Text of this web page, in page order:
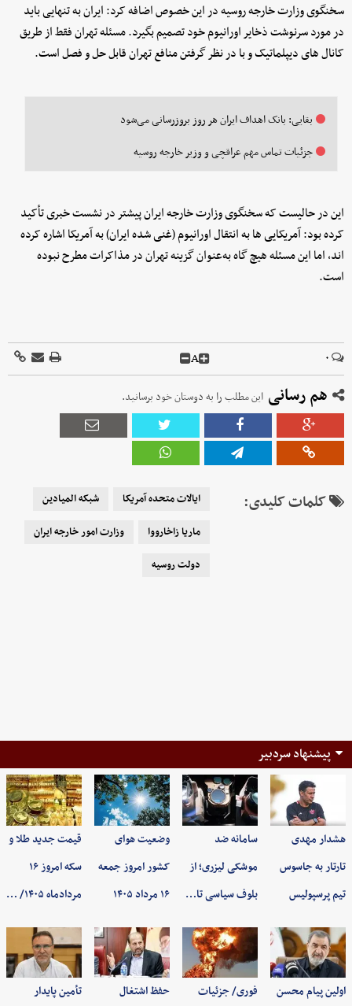
سخنگوی وزارت خارجه روسیه در این خصوص اضافه کرد: ایران به تنهایی باید
در مورد سرنوشت ذخایر اورانیوم خود تصمیم بگیرد. مسئله تهران فقط از طریق
کانال‌ های دیپلماتیک و با در نظر گرفتن منافع تهران قابل حل و فصل است.
بقایی: بانک اهداف ایران هر روز بروزرسانی می‌شود
جزئیات تماس مهم عراقچی و وزیر خارجه روسیه
این در حالیست که سخنگوی وزارت خارجه ایران پیشتر در نشست خبری تأکید
کرده بود: آمریکایی‌ ها به انتقال اورانیوم (غنی شده ایران) به آمریکا اشاره کرده‌
اند، اما این مسئله هیچ‌ گاه به‌عنوان گزینه تهران در مذاکرات مطرح نبوده
است.
۰ A
هم رسانی این مطلب را به دوستان خود برسانید.
کلمات کلیدی: ایالات متحده آمریکا
شبکه المیادین
ماریا زاخارووا
وزارت امور خارجه ایران
دولت روسیه
پیشنهاد سردبیر
هشدار مهدی
تارتار به جاسوس
تیم پرسپولیس
سامانه ضد
موشکی لیزری؛ از
بلوف سیاسی تا…
وضعیت هوای
کشور امروز جمعه
۱۶ مرداد ۱۴۰۵
قیمت جدید طلا و
سکه امروز ۱۶
مردادماه ۱۴۰۵/ …
اولین پیام محسن فوری/ جزئیات حفظ اشتغال تأمین پایدار